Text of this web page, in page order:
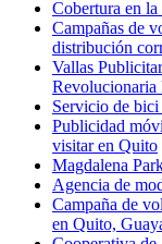
Cobertura en
Campañas de
distribución
Vallas
Revolucionaria
Servicio de
Publicidad
visitar en Quito
Magdalena
Agencia de
Campaña de
en Quito,